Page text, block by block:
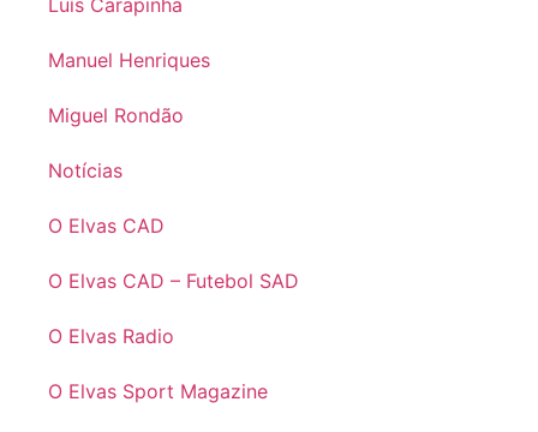
Manuel Henriques
Miguel Rondão
Notícias
O Elvas CAD
O Elvas CAD – Futebol SAD
O Elvas Radio
O Elvas Sport Magazine